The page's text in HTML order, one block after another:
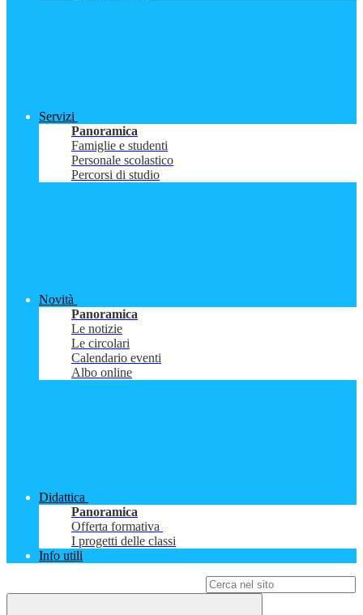
Servizi
Panoramica
Famiglie e studenti
Personale scolastico
Percorsi di studio
Novità
Panoramica
Le notizie
Le circolari
Calendario eventi
Albo online
Didattica
Panoramica
Offerta formativa
I progetti delle classi
Info utili